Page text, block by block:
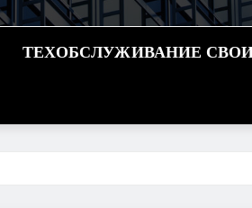
ТЕХОБСЛУЖИВАНИЕ